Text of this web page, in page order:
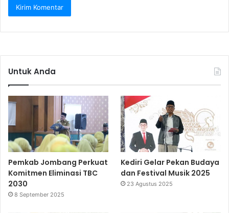
Untuk Anda
Pemkab Jombang Perkuat
Komitmen Eliminasi TBC
2030
8 September 2025
Kediri Gelar Pekan Budaya
dan Festival Musik 2025
23 Agustus 2025